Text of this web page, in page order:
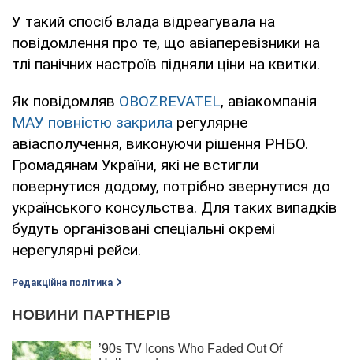
У такий спосіб влада відреагувала на
повідомлення про те, що авіаперевізники на
тлі панічних настроїв підняли ціни на квитки.
Як повідомляв OBOZREVATEL, авіакомпанія
МАУ повністю закрила регулярне
авіасполучення, виконуючи рішення РНБО.
Громадянам України, які не встигли
повернутися додому, потрібно звернутися до
українського консульства. Для таких випадків
будуть організовані спеціальні окремі
нерегулярні рейси.
Редакційна політика